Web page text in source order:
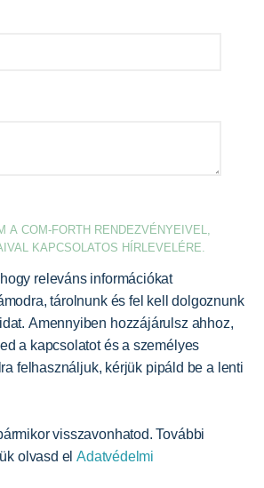
A COM-FORTH RENDEZVÉNYEIVEL,
KAPCSOLATOS HÍRLEVELÉRE.
releváns információkat
tárolnunk és fel kell dolgoznunk
Amennyiben hozzájárulsz ahhoz,
a kapcsolatot és a személyes
felhasználjuk, kérjük pipáld be a lenti
visszavonhatod. További
olvasd elAdatvédelmi